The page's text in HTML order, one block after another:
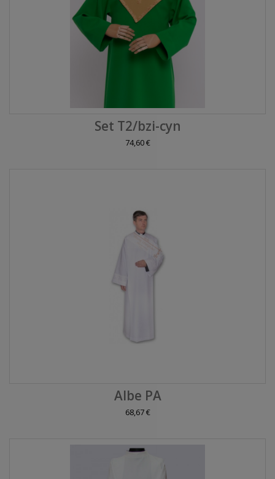
Set T2/bzi-cyn
74,60 €
Albe PA
68,67 €